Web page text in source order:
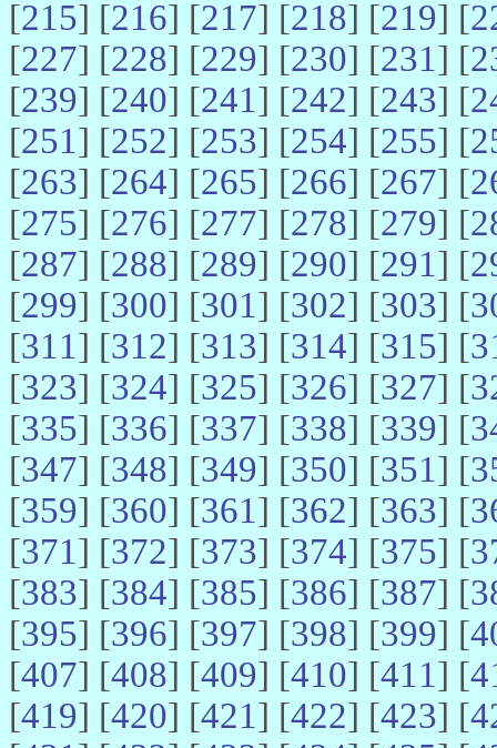
[215] [216] [217] [218] [219] [
[227] [228] [229] [230] [231] [
[239] [240] [241] [242] [243] [
[251] [252] [253] [254] [255] [
[263] [264] [265] [266] [267] [
[275] [276] [277] [278] [279] [
[287] [288] [289] [290] [291] [
[299] [300] [301] [302] [303] [
[311] [312] [313] [314] [315] [
[323] [324] [325] [326] [327] [
[335] [336] [337] [338] [339] [
[347] [348] [349] [350] [351] [
[359] [360] [361] [362] [363] [
[371] [372] [373] [374] [375] [
[383] [384] [385] [386] [387] [
[395] [396] [397] [398] [399] [
[407] [408] [409] [410] [411] [
[419] [420] [421] [422] [423] [